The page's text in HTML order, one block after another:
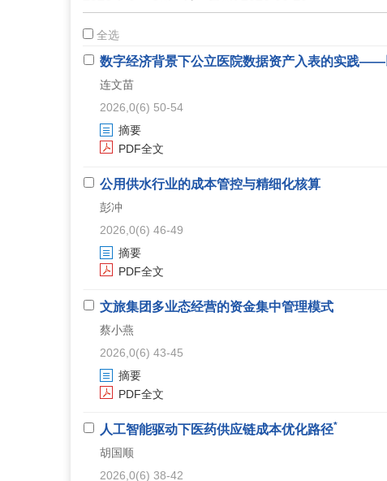
全选
数字经济背景下公立医院数据资产入表的实践——
连文苗
2026,0(6) 50-54
摘要
PDF全文
公用供水行业的成本管控与精细化核算
彭冲
2026,0(6) 46-49
摘要
PDF全文
文旅集团多业态经营的资金集中管理模式
蔡小燕
2026,0(6) 43-45
摘要
PDF全文
人工智能驱动下医药供应链成本优化路径*
胡国顺
2026,0(6) 38-42